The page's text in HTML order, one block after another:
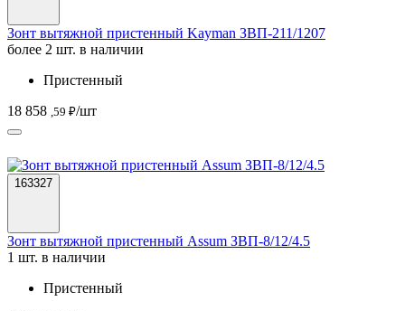
Зонт вытяжной пристенный Kayman ЗВП-211/1207
более 2 шт. в наличии
Пристенный
18 858 ,59 ₽/шт
163327
Зонт вытяжной пристенный Assum ЗВП-8/12/4.5
1 шт. в наличии
Пристенный